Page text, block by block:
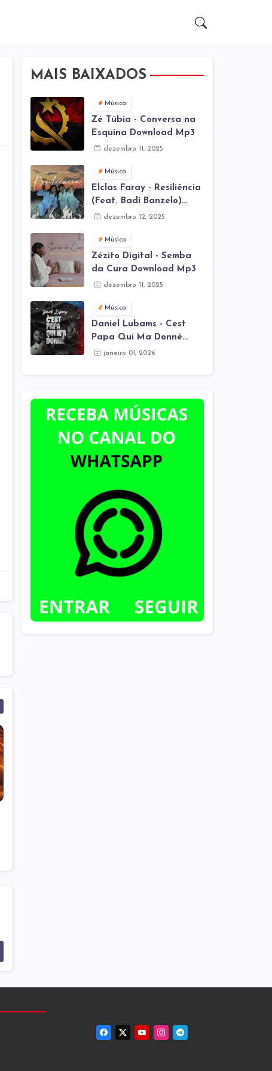
MAIS BAIXADOS
Música
Zé Túbia - Conversa na
Esquina Download Mp3
dezembro 11, 2025
Música
Elclas Faray - Resiliência
(Feat. Badi Banzelo)
Download Mp3
dezembro 12, 2025
Música
Zézito Digital - Semba
da Cura Download Mp3
dezembro 11, 2025
Música
Daniel Lubams - Cest
Papa Qui Ma Donné
(Mes Remix) Download
janeiro 01, 2026